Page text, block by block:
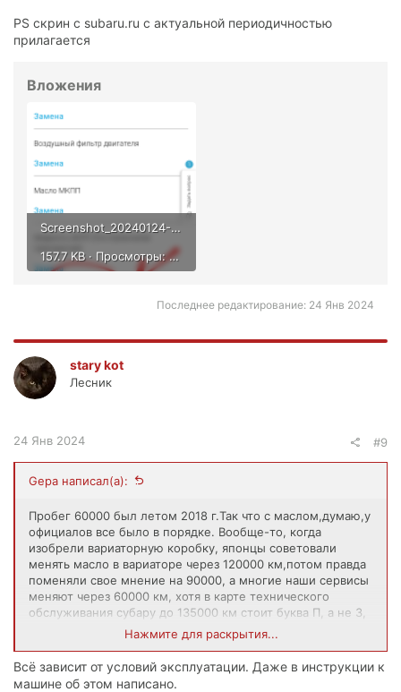
PS скрин с subaru.ru с актуальной периодичностью
прилагается
Вложения
Screenshot_20240124-225201~2.png
157.7 KB · Просмотры: 817
Последнее редактирование: 24 Янв 2024
stary kot
Лесник
24 Янв 2024 #9
Gepa написал(а):
Пробег 60000 был летом 2018 г.Так что с маслом,думаю,у
официалов все было в порядке. Вообще-то, когда
изобрели вариаторную коробку, японцы советовали
менять масло в вариаторе через 120000 км,потом правда
поменяли свое мнение на 90000, а многие наши сервисы
меняют через 60000 км, хотя в карте технического
обслуживания субару до 135000 км стоит буква П, а не З,
то есть проверить или заменить по необходимости (карта
ТО прилагается). Но в этом году,думаю,заменить надо
будет.
Нажмите для раскрытия...
Всё зависит от условий эксплуатации. Даже в инструкции к
машине об этом написано.